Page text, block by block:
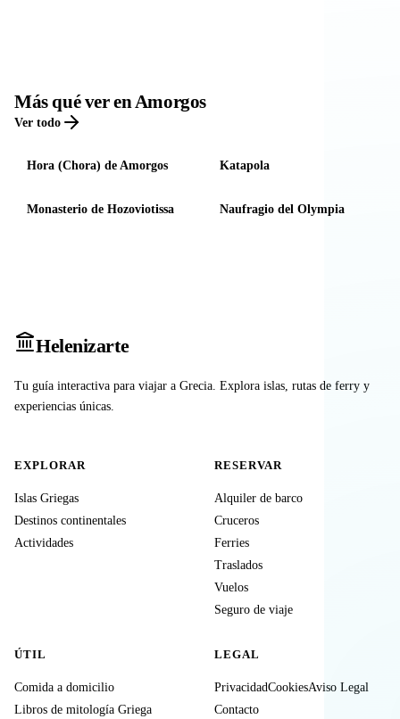
Más qué ver en Amorgos
Ver todo
Hora (Chora) de Amorgos Katapola
Monasterio de Hozoviotissa Naufragio del Olympia
Helenizarte
Tu guía interactiva para viajar a Grecia. Explora islas, rutas de ferry y
experiencias únicas.
EXPLORAR
Islas Griegas
Destinos continentales
Actividades
RESERVAR
Alquiler de barco
Cruceros
Ferries
Traslados
Vuelos
Seguro de viaje
ÚTIL
Comida a domicilio
Libros de mitología Griega
LEGAL
PrivacidadCookiesAviso Legal
Contacto